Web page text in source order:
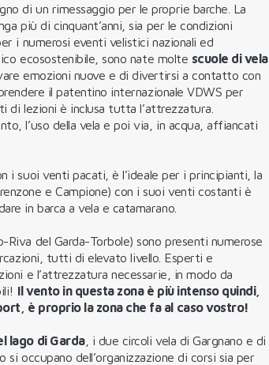
di un rimessaggio per le proprie barche. La
più di cinquant’anni, sia per le condizioni
i numerosi eventi velistici nazionali ed
ecosostenibile, sono nate molte scuole di vela
emozioni nuove e di divertirsi a contatto con
il patentino internazionale VDWS per
lezioni è inclusa tutta l’attrezzatura.
l’uso della vela e poi via, in acqua, affiancati
i suoi venti pacati, è l’ideale per i principianti, la
e Campione) con i suoi venti costanti è
in barca a vela e catamarano.
Riva del Garda-Torbole) sono presenti numerose
tutti di elevato livello. Esperti e
e l’attrezzatura necessarie, in modo da
Il vento in questa zona è più intenso quindi,
è proprio la zona che fa al caso vostro!
lago di Garda, i due circoli vela di Gargnano e di
si occupano dell’organizzazione di corsi sia per